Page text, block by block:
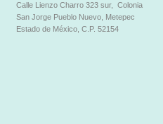
Calle Lienzo Charro 323 sur, Colonia
San Jorge Pueblo Nuevo, Metepec
Estado de México, C.P. 52154